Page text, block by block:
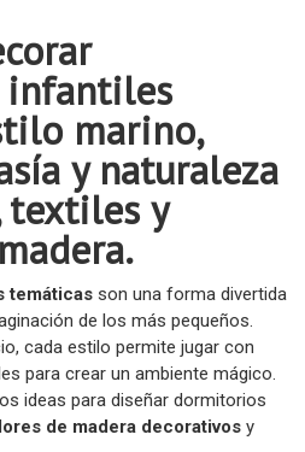
infantiles
marino,
y naturaleza
textiles y
temáticas son una forma divertida
de los más pequeños.
cada estilo permite jugar con
para crear un ambiente mágico.
ideas para diseñar dormitorios
de madera decorativos y